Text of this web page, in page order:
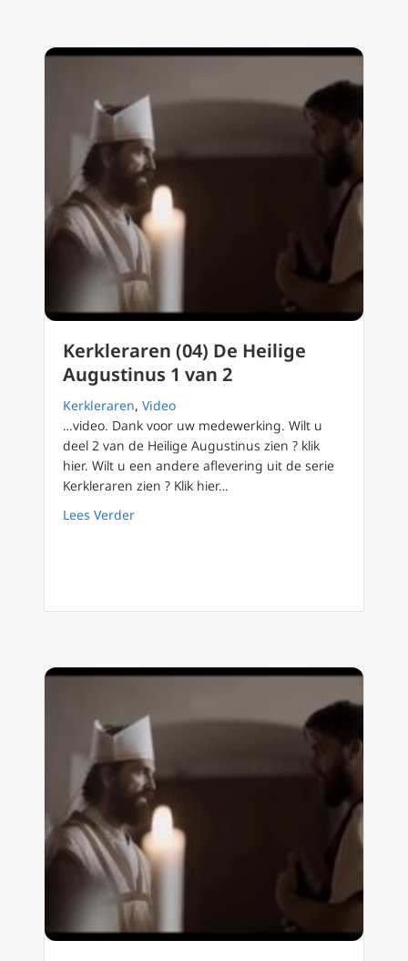
Kerkleraren (04) De Heilige
Augustinus 1 van 2
Kerkleraren, Video
…video. Dank voor uw medewerking. Wilt u
deel 2 van de Heilige Augustinus zien ? klik
hier. Wilt u een andere aflevering uit de serie
Kerkleraren zien ? Klik hier…
Lees Verderabout Kerkleraren (04) De Heilige